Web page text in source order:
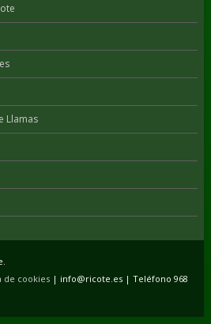
Llamas
de cookies| info@ricote.es | Teléfono 968